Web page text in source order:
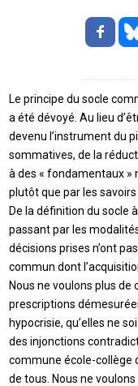
Le principe du socle
a été dévoyé. Au lieu
devenu l’instrument du
sommatives, de la
à des « fondamentaux »
plutôt que par les
De la définition du socle
passant par les
décisions prises n’ont
commun dont
Nous ne voulons plus de
prescriptions
hypocrisie, qu’elles ne
des injonctions
commune école-collège
de tous. Nous ne